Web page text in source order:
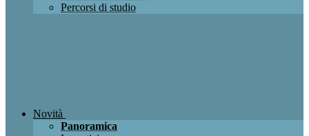
Percorsi di studio
Novità
Panoramica